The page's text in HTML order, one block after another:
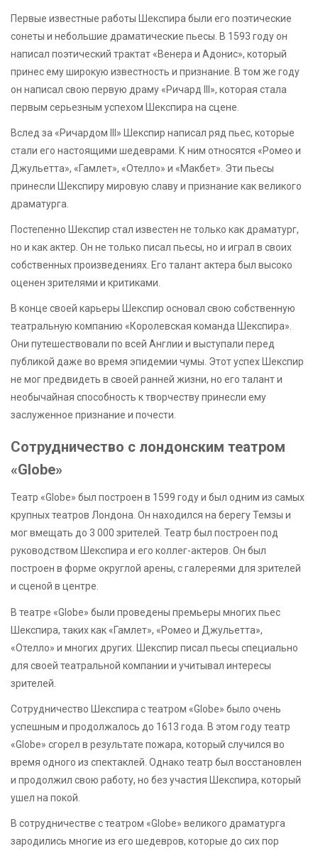
Первые известные работы Шекспира были его поэтические
сонеты и небольшие драматические пьесы. В 1593 году он
написал поэтический трактат «Венера и Адонис», который
принес ему широкую известность и признание. В том же году
он написал свою первую драму «Ричард III», которая стала
первым серьезным успехом Шекспира на сцене.
Вслед за «Ричардом III» Шекспир написал ряд пьес, которые
стали его настоящими шедеврами. К ним относятся «Ромео и
Джульетта», «Гамлет», «Отелло» и «Макбет». Эти пьесы
принесли Шекспиру мировую славу и признание как великого
драматурга.
Постепенно Шекспир стал известен не только как драматург,
но и как актер. Он не только писал пьесы, но и играл в своих
собственных произведениях. Его талант актера был высоко
оценен зрителями и критиками.
В конце своей карьеры Шекспир основал свою собственную
театральную компанию «Королевская команда Шекспира».
Они путешествовали по всей Англии и выступали перед
публикой даже во время эпидемии чумы. Этот успех Шекспир
не мог предвидеть в своей ранней жизни, но его талант и
необычайная способность к творчеству принесли ему
заслуженное признание и почести.
Сотрудничество с лондонским театром
«Globe»
Театр «Globe» был построен в 1599 году и был одним из самых
крупных театров Лондона. Он находился на берегу Темзы и
мог вмещать до 3 000 зрителей. Театр был построен под
руководством Шекспира и его коллег-актеров. Он был
построен в форме округлой арены, с галереями для зрителей
и сценой в центре.
В театре «Globe» были проведены премьеры многих пьес
Шекспира, таких как «Гамлет», «Ромео и Джульетта»,
«Отелло» и многих других. Шекспир писал пьесы специально
для своей театральной компании и учитывал интересы
зрителей.
Сотрудничество Шекспира с театром «Globe» было очень
успешным и продолжалось до 1613 года. В этом году театр
«Globe» сгорел в результате пожара, который случился во
время одного из спектаклей. Однако театр был восстановлен
и продолжил свою работу, но без участия Шекспира, который
ушел на покой.
В сотрудничестве с театром «Globe» великого драматурга
зародились многие из его шедевров, которые до сих пор